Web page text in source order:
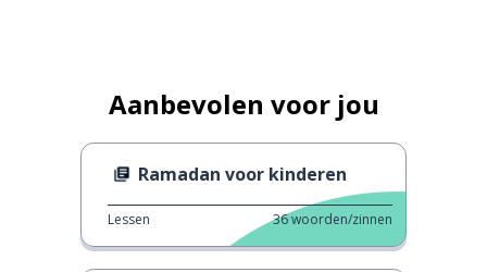
Aanbevolen voor jou
Ramadan voor kinderen
Lessen 36woorden/zinnen